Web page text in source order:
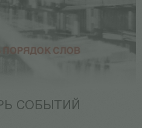
СОБЫТИЙ